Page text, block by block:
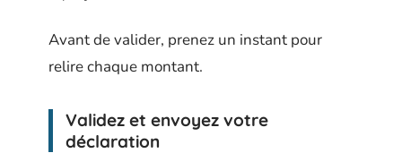
Avant de valider, prenez un instant pour
relire chaque montant.
Validez et envoyez votre
déclaration